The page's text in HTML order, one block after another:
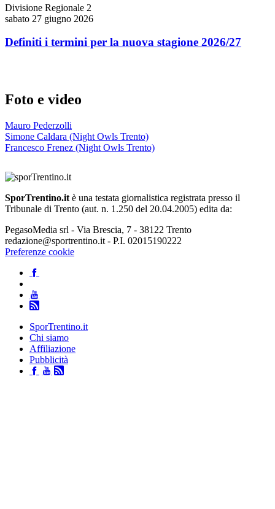
Divisione Regionale 2
sabato 27 giugno 2026
Definiti i termini per la nuova stagione 2026/27
Foto e video
Mauro Pederzolli
Simone Caldara (Night Owls Trento)
Francesco Frenez (Night Owls Trento)
SporTrentino.it è una testata giornalistica registrata presso il
Tribunale di Trento (aut. n. 1.250 del 20.04.2005) edita da:
PegasoMedia srl - Via Brescia, 7 - 38122 Trento
redazione@sportrentino.it - P.I. 02015190222
Preferenze cookie
SporTrentino.it
Chi siamo
Affiliazione
Pubblicità